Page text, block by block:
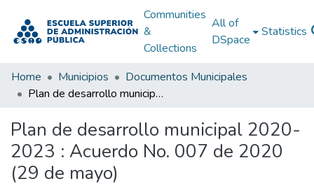
Communities
&
Collections
All of
DSpace
Statistics
Home Municipios
Documentos Municipales
Plan de desarrollo municipal 2020-2023 : Acuerdo No. 007 de 2020 (29 de mayo)
Plan de desarrollo municipal 2020-
2023 : Acuerdo No. 007 de 2020
(29 de mayo)